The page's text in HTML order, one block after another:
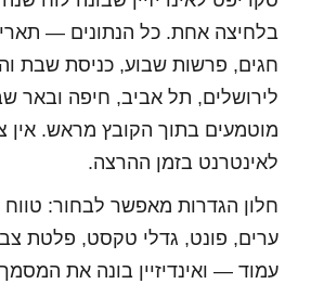
בלחיצה אחת. כל הנתונים —
חגים, פרשות שבוע, כניסת שבת
לירושלים, תל אביב, חיפה ובאר
מוטמעים בתוך הקובץ מראש. אין
לאינטרנט בזמן ההרצה.
חלון הגדרות מאפשר לבחור: טווח
ערים, פונט, גדלי טקסט, פלטת
עמוד — ואינדיזיין בונה את